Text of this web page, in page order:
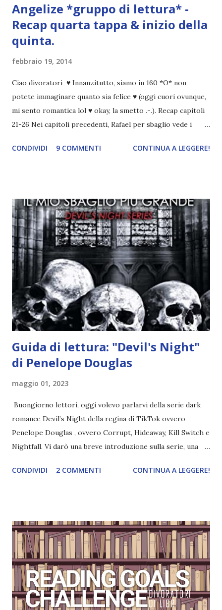
Angelize *gruppo di lettura* -
Recap quarta tappa & inizio della
quinta.
febbraio 19, 2014
Ciao divoratori ♥ Innanzitutto, siamo in 160 *O* non
potete immaginare quanto sia felice ♥ (oggi cuori ovunque,
mi sento romantica lol ♥ okay, la smetto .-.). Recap capitoli
21-26 Nei capitoli precedenti, Rafael per sbaglio vede i
incontrano e Hesediel mostra loro come combattere i puri.
angelo puro, Elemiah. Ma, a differenza di cosa pensano,
l'angelo non ha intenzione di fare una strage, piuttosto è lì
per avvertili che Mikael non è più "l'angelo puro" che
credono e che potrebbe aver ucciso altri mezzi angeli, tipo
Rafael. A quelle parole, Haniel seguito da altri ibridi, si reca
nell'appartamento, senza risultati. Infine cercano nella
chiesetta. Lì trovano Rafael alle prese con gli angeli puri,
ma questa volta ...
CONDIVIDI 9 COMMENTI CONTINUA A LEGGERE!
Guida di lettura: "Devil's Night"
di Penelope Douglas
maggio 01, 2023
Buongiorno lettori, oggi volevo parlarvi della serie dark
romance Devil’s Night della regina di TikTok ovvero
Penelope Douglas , ovvero Corrupt, Hideaway, Kill Switch e
Nightfall. Vi darò una breve introduzione sulla serie, una
e anche un breve commento sui libri singoli. I libri sono in
grande (Devil's Night 1#) Autrice : Penelope Douglas
Pagine: 448 Editore: Newton Compton Editori
Pubblicazione: 10 Gennaio 2023 Traduttore: Laura Lancini
Trama: “Si chiama Michael Crist. È il fratello maggiore del
mio ragazzo ed è come quei film dell'orrore che guardi
coprendoti gli occhi. È bellissimo, forte, e assolutamente
CONDIVIDI 2 COMMENTI CONTINUA A LEGGERE!